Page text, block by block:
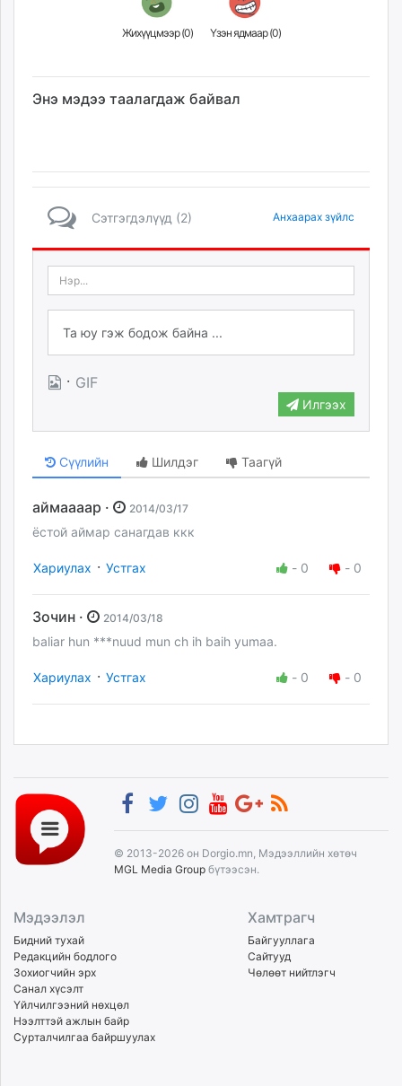
Жихүүцмээр (0) Үзэн ядмаар (0)
Энэ мэдээ таалагдаж байвал
Сэтгэгдэлүүд (2) Анхаарах зүйлс
· GIF
Илгээх
Сүүлийн Шилдэг Таагүй
аймаааар · 2014/03/17
ёстой аймар санагдав ккк
Хариулах · Устгах - 0 - 0
Зочин · 2014/03/18
baliar hun ***nuud mun ch ih baih yumaa.
Хариулах · Устгах - 0 - 0
© 2013-2026 он Dorgio.mn, Мэдээллийн хөтөч
MGL Media Group бүтээсэн.
Мэдээлэл
Бидний тухай
Редакцийн бодлого
Зохиогчийн эрх
Санал хүсэлт
Үйлчилгээний нөхцөл
Нээлттэй ажлын байр
Сурталчилгаа байршуулах
Хамтрагч
Байгууллага
Сайтууд
Чөлөөт нийтлэгч